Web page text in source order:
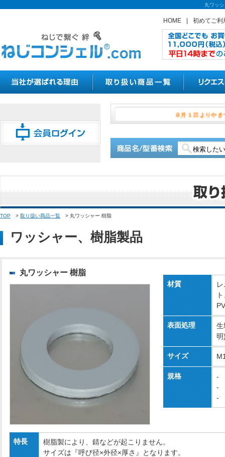
丸ワッ
HOME 初めてご利
８月１日
TOP > 取り扱い商品一覧 > 丸ワッシャー 樹脂
ワッシャー、樹脂製品
丸ワッシャー 樹脂
材質
表面処理
生
サイズ
規格
-
-
-
特長
樹脂製により、錆などが起こりません。
サイズは『呼び径×外径×厚さ』となります。